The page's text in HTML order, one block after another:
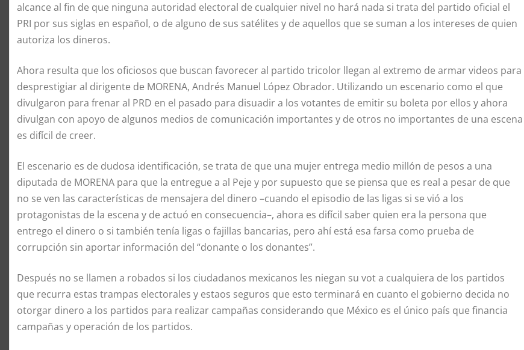
alcance al fin de que ninguna autoridad electoral de cualquier nivel no hará nada si trata del partido oficial el
PRI por sus siglas en español, o de alguno de sus satélites y de aquellos que se suman a los intereses de quien
autoriza los dineros.
Ahora resulta que los oficiosos que buscan favorecer al partido tricolor llegan al extremo de armar videos para
desprestigiar al dirigente de MORENA, Andrés Manuel López Obrador. Utilizando un escenario como el que
divulgaron para frenar al PRD en el pasado para disuadir a los votantes de emitir su boleta por ellos y ahora
divulgan con apoyo de algunos medios de comunicación importantes y de otros no importantes de una escena
es difícil de creer.
El escenario es de dudosa identificación, se trata de que una mujer entrega medio millón de pesos a una
diputada de MORENA para que la entregue a al Peje y por supuesto que se piensa que es real a pesar de que
no se ven las características de mensajera del dinero –cuando el episodio de las ligas si se vió a los
protagonistas de la escena y de actuó en consecuencia–, ahora es difícil saber quien era la persona que
entrego el dinero o si también tenía ligas o fajillas bancarias, pero ahí está esa farsa como prueba de
corrupción sin aportar información del “donante o los donantes”.
Después no se llamen a robados si los ciudadanos mexicanos les niegan su vot a cualquiera de los partidos
que recurra estas trampas electorales y estaos seguros que esto terminará en cuanto el gobierno decida no
otorgar dinero a los partidos para realizar campañas considerando que México es el único país que financia
campañas y operación de los partidos.